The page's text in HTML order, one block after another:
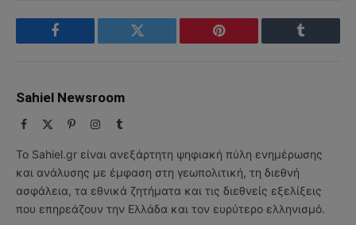
Facebook Twitter Pinterest Tumblr
Sahiel Newsroom
Facebook PinterestInstagram
Tumblr
Το Sahiel.gr είναι ανεξάρτητη ψηφιακή πύλη ενημέρωσης
και ανάλυσης με έμφαση στη γεωπολιτική, τη διεθνή
ασφάλεια, τα εθνικά ζητήματα και τις διεθνείς εξελίξεις
που επηρεάζουν την Ελλάδα και τον ευρύτερο ελληνισμό.